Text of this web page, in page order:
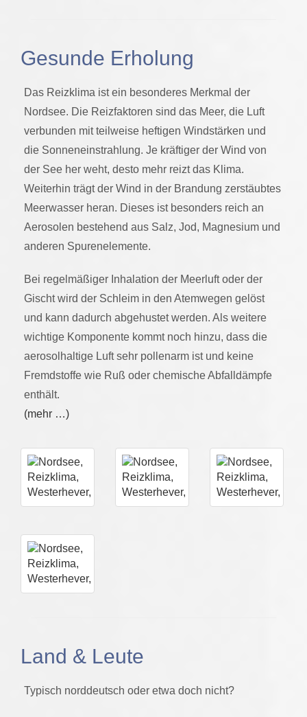
Gesunde Erholung
Das Reizklima ist ein besonderes Merkmal der
Nordsee. Die Reizfaktoren sind das Meer, die Luft
verbunden mit teilweise heftigen Windstärken und
die Sonneneinstrahlung. Je kräftiger der Wind von
der See her weht, desto mehr reizt das Klima.
Weiterhin trägt der Wind in der Brandung zerstäubtes
Meerwasser heran. Dieses ist besonders reich an
Aerosolen bestehend aus Salz, Jod, Magnesium und
anderen Spurenelemente.
Bei regelmäßiger Inhalation der Meerluft oder der
Gischt wird der Schleim in den Atemwegen gelöst
und kann dadurch abgehustet werden. Als weitere
wichtige Komponente kommt noch hinzu, dass die
aerosolhaltige Luft sehr pollenarm ist und keine
Fremdstoffe wie Ruß oder chemische Abfalldämpfe
enthält.
(mehr …)
Land & Leute
Typisch norddeutsch oder etwa doch nicht?